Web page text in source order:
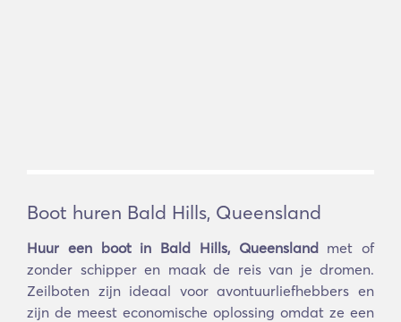
Boot huren Bald Hills, Queensland
Huur een boot in Bald Hills, Queensland met of
zonder schipper en maak de reis van je dromen.
Zeilboten zijn ideaal voor avontuurliefhebbers en
zijn de meest economische oplossing omdat ze een